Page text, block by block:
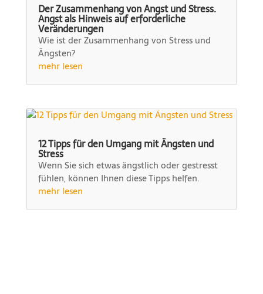
Der Zusammenhang von Angst und Stress.
Angst als Hinweis auf erforderliche
Veränderungen
Wie ist der Zusammenhang von Stress und
Ängsten?
mehr lesen
12 Tipps für den Umgang mit Ängsten und
Stress
Wenn Sie sich etwas ängstlich oder gestresst
fühlen, können Ihnen diese Tipps helfen.
mehr lesen